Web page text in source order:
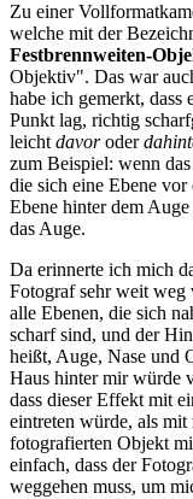
Zu einer
welche mit der
Festbrennweiten-
Objektiv". Das war
habe ich gemerkt, dass
Punkt lag, richtig
leichtdavoroder
zum Beispiel: wenn
die sich eine Ebene
Ebene hinter dem
das Auge.
Da erinnerte ich mich
Fotograf sehr weit weg
alle Ebenen, die sich
scharf sind, und der
heißt, Auge, Nase und
Haus hinter mir würde
dass dieser Effekt mit
eintreten würde, als
fotografierten Objekt
einfach, dass der
weggehen muss, um